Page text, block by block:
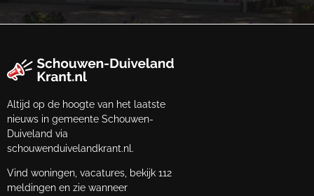
Altijd op de hoogte van het laatste
nieuws in gemeente Schouwen-
Duiveland via
schouwenduivelandkrant.nl.
Vind woningen, vacatures, bekijk 112
meldingen en zie wanneer